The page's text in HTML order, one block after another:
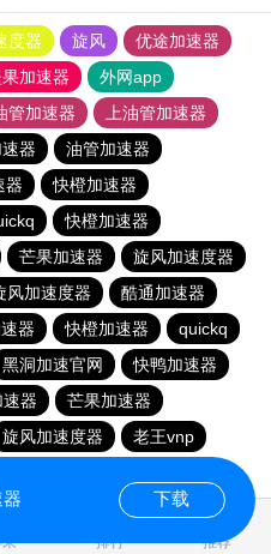
度器 旋风
优途加速器
果加速器
外网app
管加速器
上油管加速器
器
油管加速器
器
快橙加速器
快橙加速器
芒果加速器
旋风加速度器
风加速度器
酷通加速器
器 快橙加速器
quickq
黑洞加速官网
快鸭加速器
器
芒果加速器
旋风加速度器
老王vnp
排行 推荐
下载
0.077715s